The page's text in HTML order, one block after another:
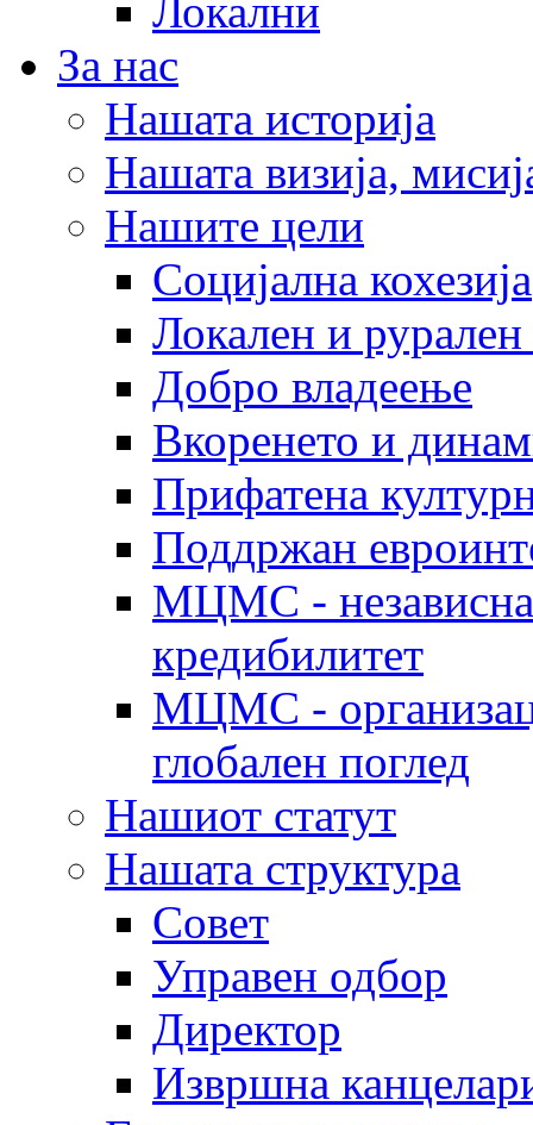
Локални
За нас
Нашата историја
Нашата визија,
Нашите цели
Социјална кохезија
Локален и рурален
Добро владеење
Вкоренето и
Прифатена
Поддржан
МЦМС - независна
кредибилитет
МЦМС -
глобален поглед
Нашиот статут
Нашата структура
Совет
Управен одбор
Директор
Извршна